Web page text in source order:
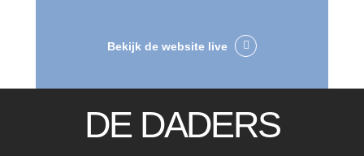
Bekijk de website live
DE DADERS